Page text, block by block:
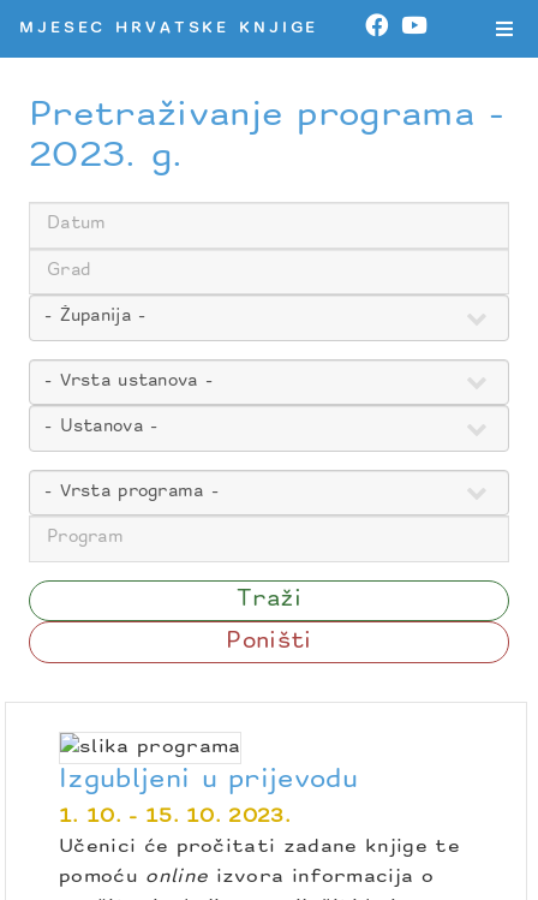
MJESEC HRVATSKE KNJIGE
Pretraživanje programa -
2023. g.
Izgubljeni u prijevodu
1. 10. - 15. 10. 2023.
Učenici će pročitati zadane knjige te
pomoću online izvora informacija o